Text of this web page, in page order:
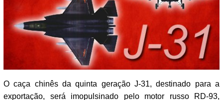
O caça chinês da quinta geração J-31, destinado para a
exportação, será imopulsinado pelo motor russo RD-93,